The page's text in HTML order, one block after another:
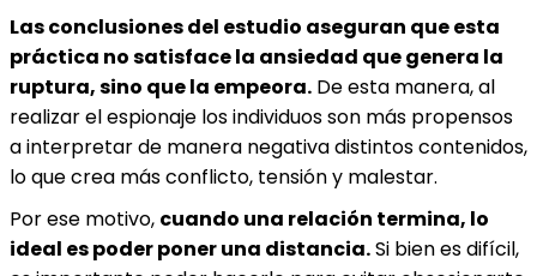
Las conclusiones del estudio aseguran que esta
práctica no satisface la ansiedad que genera la
ruptura, sino que la empeora. De esta manera, al
realizar el espionaje los individuos son más propensos
a interpretar de manera negativa distintos contenidos,
lo que crea más conflicto, tensión y malestar.
Por ese motivo, cuando una relación termina, lo
ideal es poder poner una distancia.Si bien es difícil,